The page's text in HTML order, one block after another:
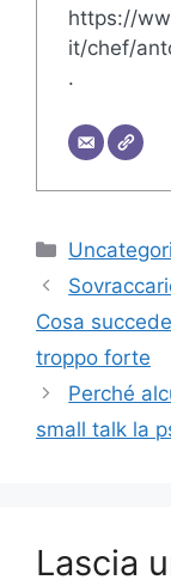
https://
it/chef/
.
Categorie
Cosa
troppo forte
Perché
small talk la
Lascia